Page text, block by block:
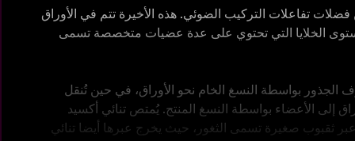
فضلات تفاعلات التركيب الضوئي. هذه الأخيرة تتم في الأوراق
الخلايا التي تحتوي على عدة عضيات متخصصة تسمى
بواسطة النسغ الخام نحو الأوراق، في حين تُنقل
إلى الأعضاء بواسطة النسغ المنتج. يُمتص تنائي أكسيد
ثقبوب صغيرة تسمى الثغور، حيث يخرج عبرها أيضا تنائي